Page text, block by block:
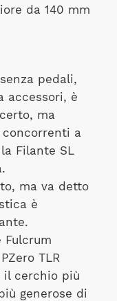
da 140 mm
pedali,
accessori, è
ma
a
Filante SL
ma va detto
è
Fulcrum
TLR
il cerchio più
generose di